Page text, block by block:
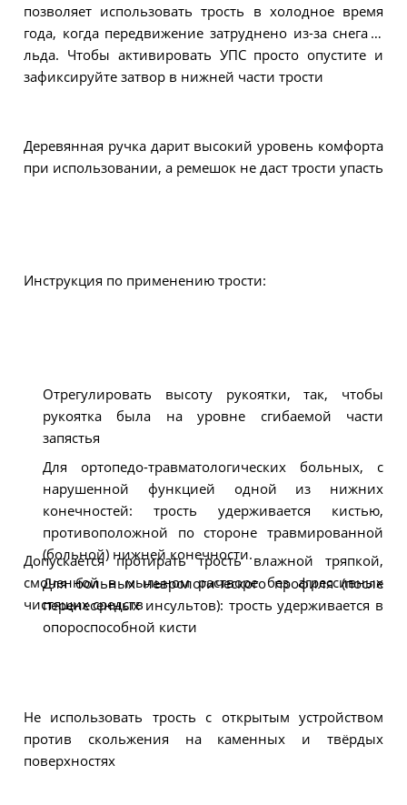
позволяет использовать трость в холодное время
года, когда передвижение затруднено из-за снега и
льда. Чтобы активировать УПС просто опустите и
зафиксируйте затвор в нижней части трости
Деревянная ручка дарит высокий уровень комфорта
при использовании, а ремешок не даст трости упасть
Инструкция по применению трости:
Отрегулировать высоту рукоятки, так, чтобы
рукоятка была на уровне сгибаемой части
запястья
Для ортопедо-травматологических больных, с
нарушенной функцией одной из нижних
конечностей: трость удерживается кистью,
противоположной по стороне травмированной
(больной) нижней конечности.
Для больных неврологического профиля (после
перенесенных инсультов): трость удерживается в
опороспособной кисти
Допускается протирать трость влажной тряпкой,
смоченной в мыльном растворе без агрессивных
чистящих средств
Не использовать трость с открытым устройством
против скольжения на каменных и твёрдых
поверхностях